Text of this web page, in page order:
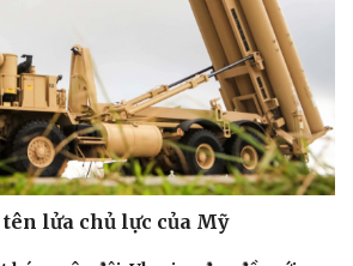
tên lửa chủ lực của Mỹ